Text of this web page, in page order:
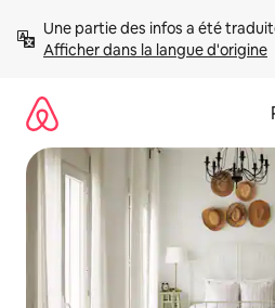
directement
Afficher dans la langue d'origine